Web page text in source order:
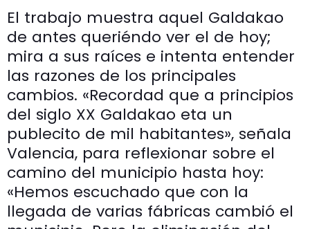
El trabajo muestra aquel Galdakao
de antes queriéndo ver el de hoy;
mira a sus raíces e intenta entender
las razones de los principales
cambios. «Recordad que a principios
del siglo XX Galdakao eta un
publecito de mil habitantes», señala
Valencia, para reflexionar sobre el
camino del municipio hasta hoy:
«Hemos escuchado que con la
llegada de varias fábricas cambió el